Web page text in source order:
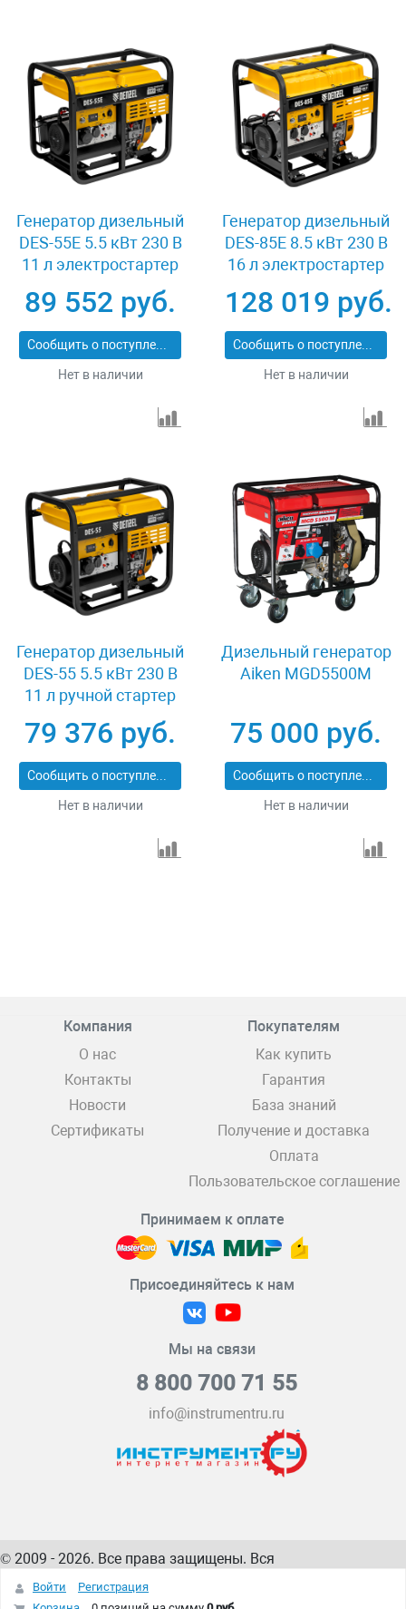
Генератор дизельный
DES-55E 5.5 кВт 230 В
11 л электростартер
89 552 руб.
Сообщить о поступлении
Нет в наличии
Генератор дизельный
DES-85E 8.5 кВт 230 В
16 л электростартер
128 019 руб.
Сообщить о поступлении
Нет в наличии
Генератор дизельный
DES-55 5.5 кВт 230 В
11 л ручной стартер
79 376 руб.
Сообщить о поступлении
Нет в наличии
Дизельный генератор
Aiken MGD5500M
75 000 руб.
Сообщить о поступлении
Нет в наличии
Компания
О нас
Контакты
Новости
Сертификаты
Покупателям
Как купить
Гарантия
База знаний
Получение и доставка
Оплата
Пользовательское соглашение
Принимаем к оплате
Присоединяйтесь к нам
Мы на связи
8 800 700 71 55
info@instrumentru.ru
© 2009 - 2026. Все права защищены. Вся
информация на сайте – собственность
интернет-магазина
Войти
Регистрация